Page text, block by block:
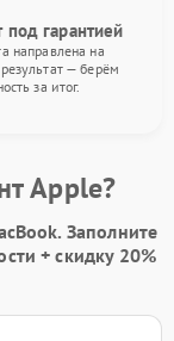
под гарантией
направлена на
— берём
за итог.
Apple?
Заполните
+скидку 20%